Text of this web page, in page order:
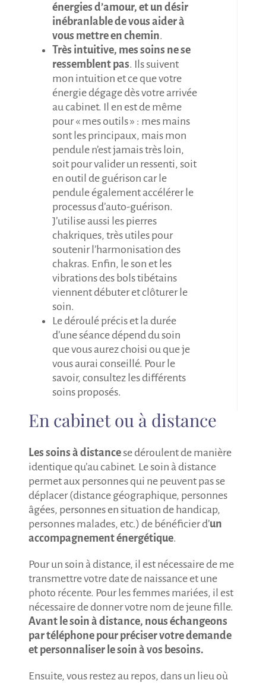
énergies d’amour, et un désir
inébranlable de vous aider à
vous mettre en chemin.
Très intuitive, mes soins ne se
ressemblent pas. Ils suivent
mon intuition et ce que votre
énergie dégage dès votre arrivée
au cabinet. Il en est de même
pour « mes outils » : mes mains
sont les principaux, mais mon
pendule n’est jamais très loin,
soit pour valider un ressenti, soit
en outil de guérison car le
pendule également accélérer le
processus d’auto-guérison.
J’utilise aussi les pierres
chakriques, très utiles pour
soutenir l’harmonisation des
chakras. Enfin, le son et les
vibrations des bols tibétains
viennent débuter et clôturer le
soin.
Le déroulé précis et la durée
d’une séance dépend du soin
que vous aurez choisi ou que je
vous aurai conseillé. Pour le
savoir, consultez les différents
soins proposés.
En cabinet ou à distance
Les soins à distancese déroulent de manière
identique qu’au cabinet. Le soin à distance
permet aux personnes qui ne peuvent pas se
déplacer (distance géographique, personnes
âgées, personnes en situation de handicap,
personnes malades, etc.) de bénéficier d’un
accompagnement énergétique.
Pour un soin à distance, il est nécessaire de me
transmettre votre date de naissance et une
photo récente. Pour les femmes mariées, il est
nécessaire de donner votre nom de jeune fille.
Avant le soin à distance, nous échangeons
par téléphone pour préciser votre demande
et personnaliser le soin à vos besoins.
Ensuite, vous restez au repos, dans un lieu où